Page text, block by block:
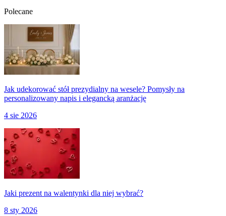
Polecane
Jak udekorować stół prezydialny na wesele? Pomysły na
personalizowany napis i elegancką aranżację
4 sie 2026
Jaki prezent na walentynki dla niej wybrać?
8 sty 2026